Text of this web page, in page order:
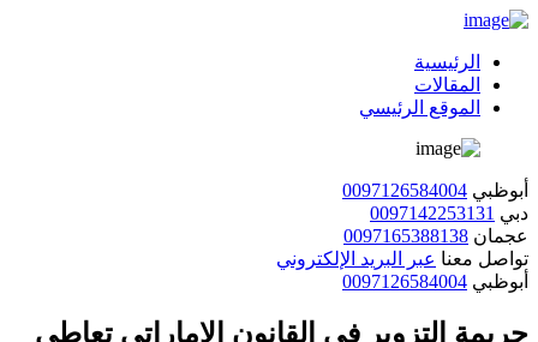
الرئيسية
المقالات
الموقع الرئيسي
أبوظبي 0097126584004
دبي 0097142253131
عجمان 0097165388138
تواصل معنا عبر البريد الإلكتروني
أبوظبي 0097126584004
جريمة التزوير في القانون الاماراتي تعاطي